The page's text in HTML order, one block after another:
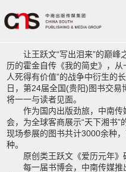
让王跃文“写出泪来”的巅峰
历的霍金自传《我的简史》，
人死得有价值”的战争中衍生
日，第24届全国(贵阳)图书交
将一一与读者见面。
作为国内出版劲旅，中南传
会，为全球客商展示“天下湘书
现场参展的图书共计3000余种
种。
原创类王跃文《爱历元年》
每一届书博会，中南传媒推